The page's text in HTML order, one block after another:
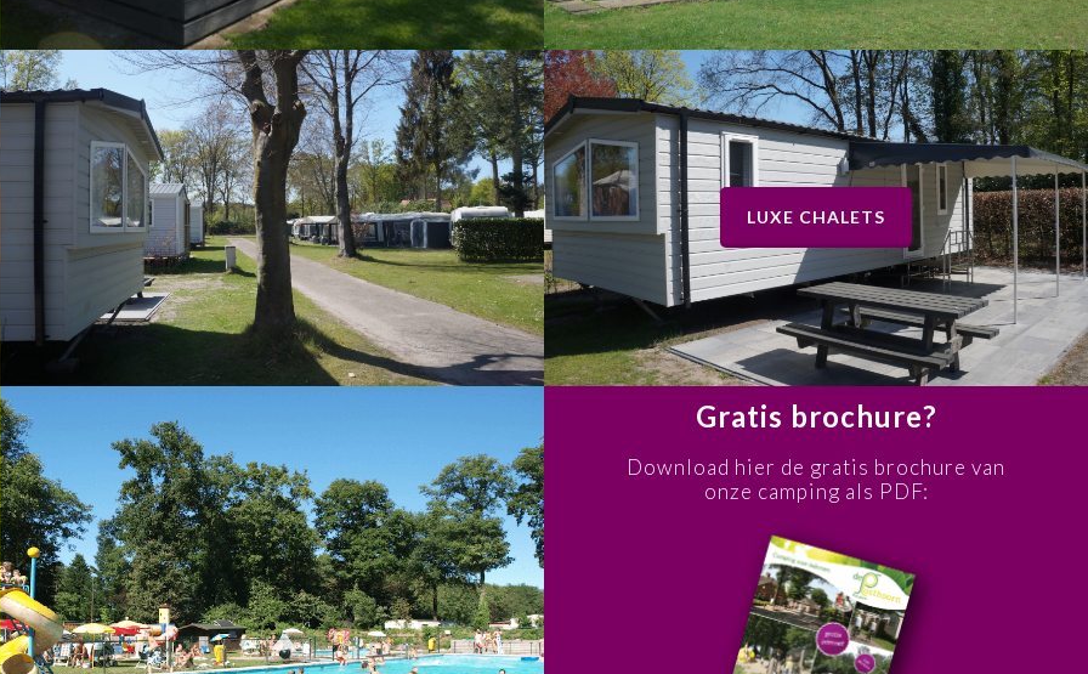
LUXE CHALETS
Gratis brochure?
Download hier de gratis brochure van
onze camping als PDF: